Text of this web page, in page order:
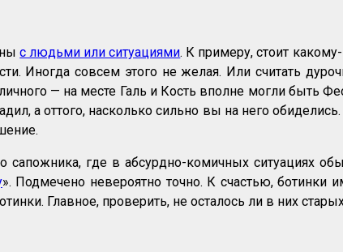
с людьми или ситуациями. К примеру, стоит
Иногда совсем этого не желая. Или считать
— на месте Галь и Кость вполне могли быть
а оттого, насколько сильно вы на него
где в абсурдно-комичных ситуациях
». Подмечено невероятно точно. К счастью,
Главное, проверить, не осталось ли в них